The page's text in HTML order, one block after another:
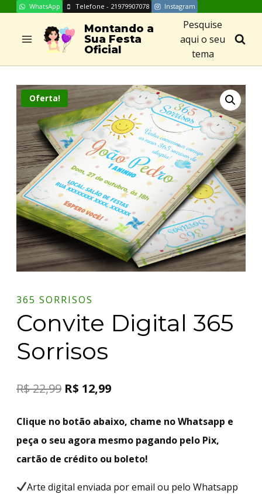
Skip
content
WhatsApp Telefone - 21979907078 Instagram
Montando a
Sua Festa
Oficial
Pesquise
aqui o seu
tema
Oferta!
365 SORRISOS
Convite Digital 365
Sorrisos
R$22,99 R$ 12,99
Clique no botão abaixo, chame no Whatsapp e
peça o seu agora mesmo pagando pelo Pix,
cartão de crédito ou boleto!
Arte digital enviada por email ou pelo Whatsapp